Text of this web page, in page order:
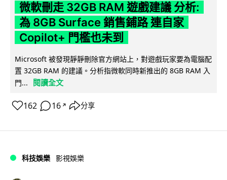
微軟刪走 32GB RAM 遊戲建議 分析:
為 8GB Surface 銷售鋪路 連自家
Copilot+ 門檻也未到
Microsoft 被發現靜靜刪除官方網站上，對遊戲玩家要為電腦配
置 32GB RAM 的建議。分析指微軟同時新推出的 8GB RAM 入
門...
閱讀全文
162 16 ↗ 分享
科技娛樂 影視娛樂